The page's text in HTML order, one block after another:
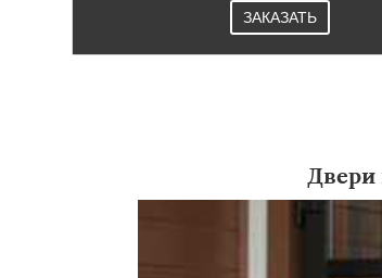
ЗАКАЗАТЬ
Двери